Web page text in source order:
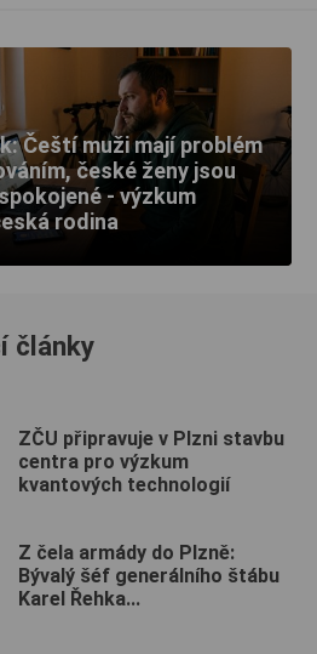
Čeští muži mají problém
české ženy jsou
- výzkum
rodina
články
ZČU připravuje v Plzni stavbu
centra pro výzkum
kvantových technologií
Z čela armády do Plzně:
Bývalý šéf generálního štábu
Karel Řehka...